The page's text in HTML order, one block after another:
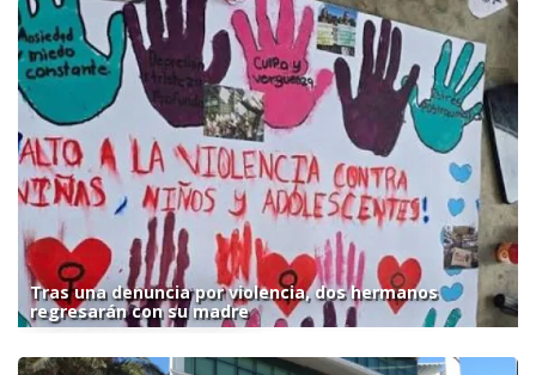
Tras una denuncia por violencia, dos hermanos
regresarán con su madre